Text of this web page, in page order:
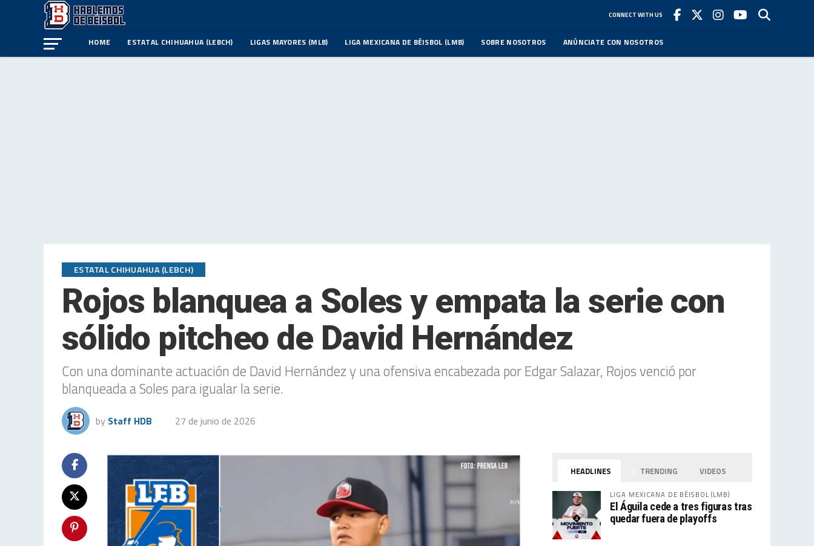
CONNECT WITH US
HOME ESTATAL CHIHUAHUA (LEBCH) LIGAS MAYORES (MLB) LIGA MEXICANA DE BÉISBOL (LMB) SOBRE NOSOTROS ANÚNCIATE CON NOSOTROS
ESTATAL CHIHUAHUA (LEBCH)
Rojos blanquea a Soles y empata la serie con
sólido pitcheo de David Hernández
Con una dominante actuación de David Hernández y una ofensiva encabezada por Edgar Salazar, Rojos venció por
blanqueada a Soles para igualar la serie.
by Staff HDB 27 de junio de 2026
HEADLINES TRENDING VIDEOS
LIGA MEXICANA DE BÉISBOL (LMB)
El Águila cede a tres figuras tras
quedar fuera de playoffs